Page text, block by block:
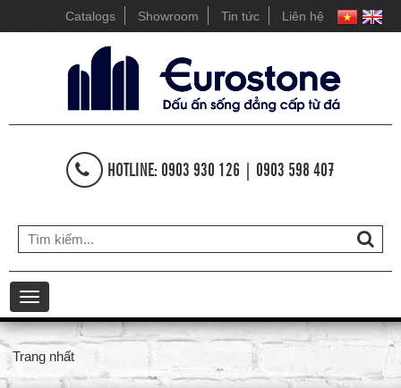
Catalogs Showroom Tin tức Liên hệ
HOTLINE: 0903 930 126 | 0903 598 407
Toggle
navigation
Trang nhất